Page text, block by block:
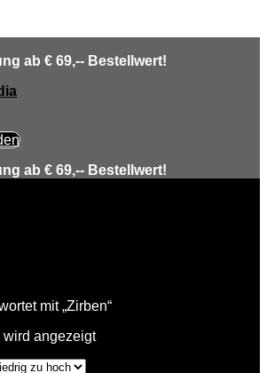
ab € 69,-- Bestellwert!
ab € 69,-- Bestellwert!
mit „Zirben“
angezeigt